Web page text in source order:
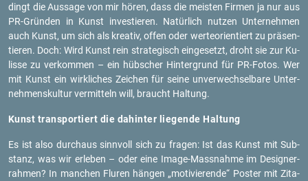
dingt die Aus­sa­ge von mir hören, dass die meis­ten Fir­men ja nur aus
PR-Grün­den in Kunst in­ves­tie­ren. Na­tür­lich nut­zen Un­ter­neh­men
auch Kunst, um sich als krea­tiv, offen oder wer­te­ori­en­tiert zu prä­sen­
tie­ren. Doch: Wird Kunst rein stra­te­gisch ein­ge­setzt, droht sie zur Ku­
lis­se zu ver­kom­men – ein hüb­scher Hin­ter­grund für PR-Fo­tos. Wer
mit Kunst ein wirk­li­ches Zei­chen für seine un­ver­wech­sel­ba­re Un­ter­
neh­mens­kul­tur ver­mit­teln will, braucht Hal­tung.
Kunst trans­por­tiert die da­hin­ter lie­gen­de Hal­tung
Es ist also durch­aus sinn­voll sich zu fra­gen: Ist das Kunst mit Sub­
stanz, was wir er­le­ben – oder eine Image-Mass­nah­me im De­si­gner­
rah­men? In man­chen Flu­ren hän­gen „mo­ti­vie­ren­de“ Pos­ter mit Zi­ta­